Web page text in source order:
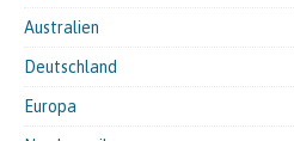
Australien
Deutschland
Europa